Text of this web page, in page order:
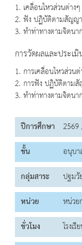
1. เคลื่อนไหวส่วนต่าง
2. ฟัง ปฏิบัติตามสัญญ
3. ทำท่าทางตามจิตน
การวัดผลและประเ
1. การเคลื่อนไหวส่วน
2. การฟัง ปฏิบัติตาม
3. ทำท่าทางตามจิตน
ปีการศึกษา
ชั้น
อนุบ
กลุ่มสาระ
ปฐม
หน่วย
หน่วย
ชั่วโมง
โรงเ